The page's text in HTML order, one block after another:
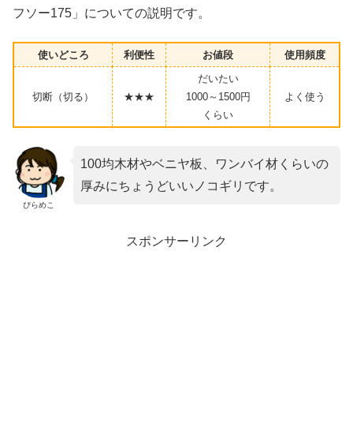
フソー175」についての説明です。
使いどころ 利便性 お値段 使用頻度
切断（切る） ★★★
だいたい
1000～1500円
くらい
よく使う
ぴらめこ
100均木材やベニヤ板、ワンバイ材くらいの
厚みにちょうどいいノコギリです。
スポンサーリンク